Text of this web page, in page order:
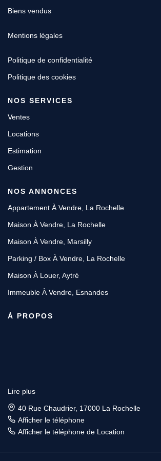
Biens vendus
Mentions légales
Politique de confidentialité
Politique des cookies
NOS SERVICES
Ventes
Locations
Estimation
Gestion
NOS ANNONCES
Appartement À Vendre, La Rochelle
Maison À Vendre, La Rochelle
Maison À Vendre, Marsilly
Parking / Box À Vendre, La Rochelle
Maison À Louer, Aytré
Immeuble À Vendre, Esnandes
À PROPOS
Lire plus
40 Rue Chaudrier, 17000 La Rochelle
Afficher le téléphone
Afficher le téléphone de Location